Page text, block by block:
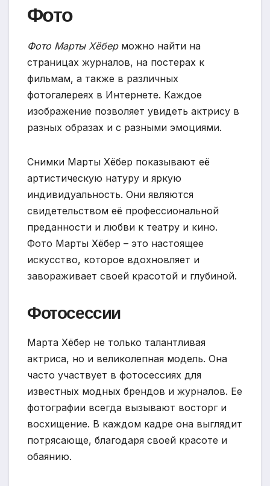
Фото
Фото Марты Хёберможно найти на
страницах журналов, на постерах к
фильмам, а также в различных
фотогалереях в Интернете. Каждое
изображение позволяет увидеть актрису в
разных образах и с разными эмоциями.
Снимки Марты Хёбер показывают её
артистическую натуру и яркую
индивидуальность. Они являются
свидетельством её профессиональной
преданности и любви к театру и кино.
Фото Марты Хёбер – это настоящее
искусство, которое вдохновляет и
завораживает своей красотой и глубиной.
Фотосессии
Марта Хёбер не только талантливая
актриса, но и великолепная модель. Она
часто участвует в фотосессиях для
известных модных брендов и журналов. Ее
фотографии всегда вызывают восторг и
восхищение. В каждом кадре она выглядит
потрясающе, благодаря своей красоте и
обаянию.